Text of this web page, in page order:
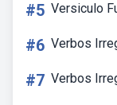
#5 Versiculo
#6 Verbos
#7 Verbos